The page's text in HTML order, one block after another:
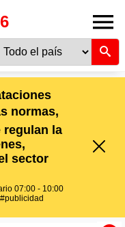
normas,
regulan la
sector
07:00 - 10:00